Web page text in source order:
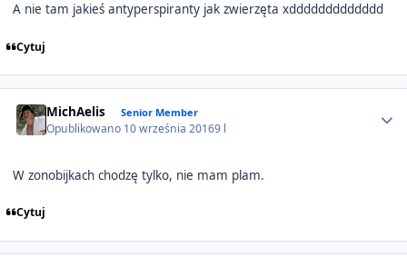
A nie tam jakieś antyperspiranty jak zwierzęta xddddddddddddd
Cytuj
MichAelis Senior Member
Opublikowano 10 września 20169 l
W zonobijkach chodzę tylko, nie mam plam.
Cytuj